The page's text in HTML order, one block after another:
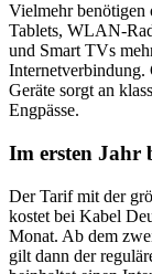
Vielmehr benötigen
Tablets, WLAN-
und Smart TVs
Internetverbindung.
Geräte sorgt an
Engpässe.
Im ersten Jahr
Der Tarif mit der
kostet bei Kabel
Monat. Ab dem
gilt dann der